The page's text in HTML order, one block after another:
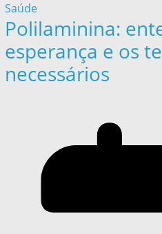
Saúde
Polilaminina:
esperança e os
necessários